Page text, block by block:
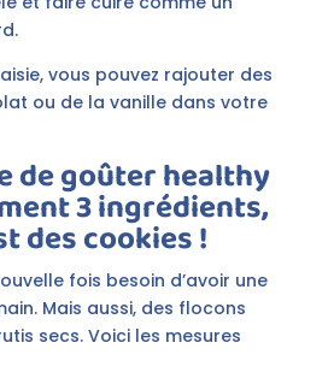
vous pouvez rajouter des
ou de la vanille dans votre
de goûter healthy
3 ingrédients,
des cookies !
fois besoin d’avoir une
Mais aussi, des flocons
secs. Voici les mesures